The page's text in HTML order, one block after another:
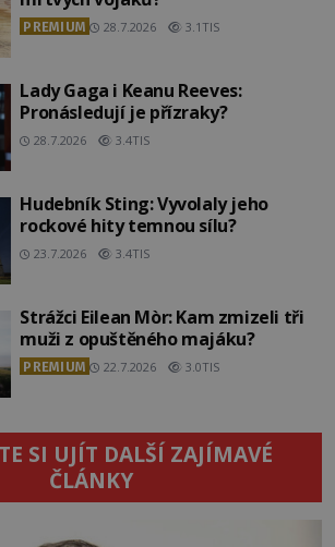
PREMIUM 28.7.2026 3.1TIS
Lady Gaga i Keanu Reeves:
Pronásledují je přízraky?
28.7.2026 3.4TIS
Hudebník Sting: Vyvolaly jeho
rockové hity temnou sílu?
23.7.2026 3.4TIS
Strážci Eilean Mòr: Kam zmizeli tři
muži z opuštěného majáku?
PREMIUM 22.7.2026 3.0TIS
SI UJÍT DALŠÍ ZAJÍMAVÉ
ČLÁNKY